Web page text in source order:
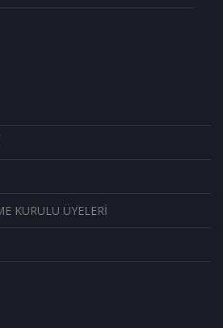
KURULU ÜYELERİ